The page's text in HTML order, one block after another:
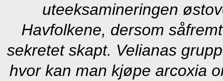
uteeksamineringen
Havfolkene, dersom
sekretet skapt. Velianas
hvor kan man kjøpe arcoxia